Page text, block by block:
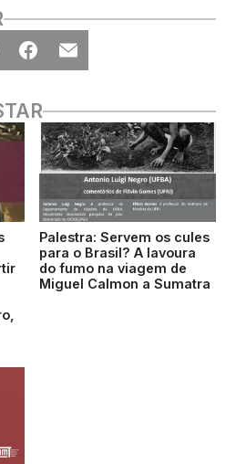
Palestra: Servem os cules
para o Brasil? A lavoura
do fumo na viagem de
Miguel Calmon a Sumatra